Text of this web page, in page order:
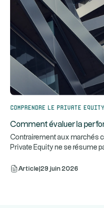
Comprendre le Private Equity
Comment évaluer la
Contrairement aux marchés
Private Equity ne se résume
Article 29 juin 2026